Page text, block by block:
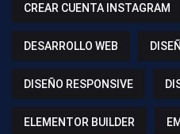
CREAR CUENTA INSTAGRAM
DESARROLLO WEB
DISEÑO RESPONSIVE
ELEMENTOR BUILDER